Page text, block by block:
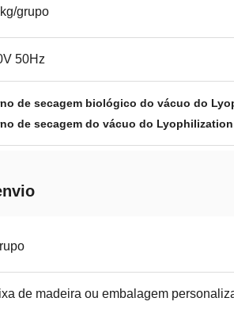
grupo
50Hz
de secagem biológico do vácuo do
de secagem do vácuo do
de madeira ou embalagem